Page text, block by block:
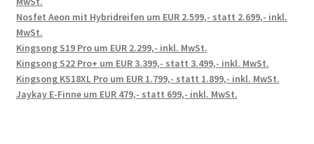
Nosfet Aeon mit Hybridreifen um EUR 2.599,- statt 2.699,- inkl.
MwSt.
Kingsong S19 Pro um EUR 2.299,- inkl. MwSt.
Kingsong S22 Pro+ um EUR 3.399,- statt 3.499,- inkl. MwSt.
Kingsong KS18XL Pro um EUR 1.799,- statt 1.899,- inkl. MwSt.
Jaykay E-Finne um EUR 479,- statt 699,- inkl. MwSt.